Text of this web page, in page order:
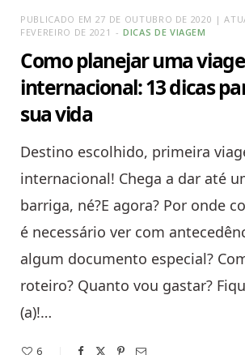
PUBLICADO EM 27 DE OUTUBRO DE 2020 |
FEVEREIRO DE 2021
DICAS DE VIAGEM
Como planejar uma
internacional: 13 dicas
sua vida
Destino escolhido, primeira
internacional! Chega a dar até
barriga, né?E agora? Por onde
é necessário ver com
algum documento especial?
roteiro? Quanto vou gastar?
(a)!…
6